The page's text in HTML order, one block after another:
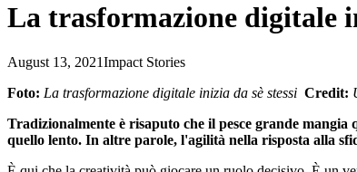
La trasformazione digitale
August 13, 2021Impact Stories
Foto: La trasformazione digitale inizia da sè stessi Credit:
Tradizionalmente è risaputo che il pesce grande
quello lento. In altre parole, l'agilità nella risposta alla